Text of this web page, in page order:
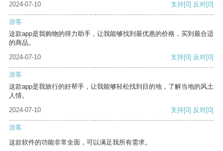
2024-07-10
支持[0] 反对[0]
游客
这款app是我购物的得力助手，让我能够找到最优惠的价格，买到最合适
的商品。
2024-07-10
支持[0] 反对[0]
游客
这款app是我旅行的好帮手，让我能够轻松找到目的地，了解当地的风土
人情。
2024-07-10
支持[0] 反对[0]
游客
这款软件的功能非常全面，可以满足我所有需求。